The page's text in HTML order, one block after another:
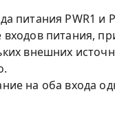
питания PWR1 и
входов питания,
внешних
на оба входа